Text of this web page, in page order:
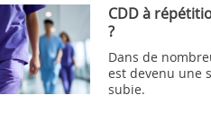
CDD à
?
Dans de
est devenu une
subie.